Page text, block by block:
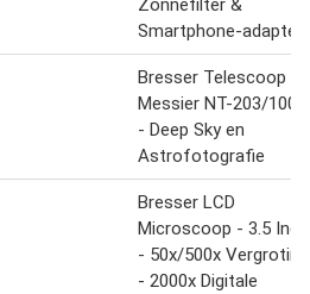
Smartphone-adapter
Bresser Telescoop -
Messier NT-203/1000
- Deep Sky en
Astrofotografie
Bresser LCD
Microscoop - 3.5 Inch
- 50x/500x Vergroting
- 2000x Digitale